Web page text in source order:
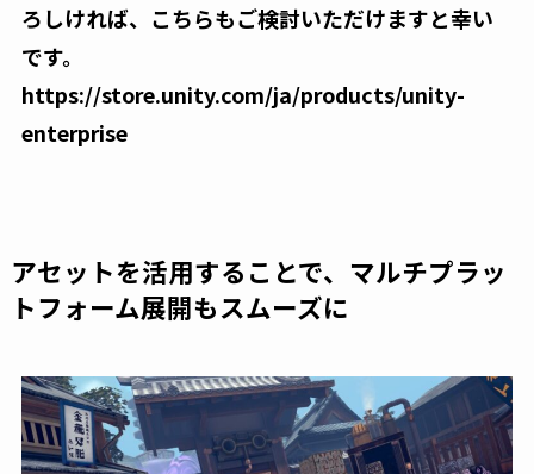
ろしければ、こちらもご検討いただけますと幸い
です。
https://store.unity.com/ja/products/unity-
enterprise
アセットを活用することで、マルチプラッ
トフォーム展開もスムーズに